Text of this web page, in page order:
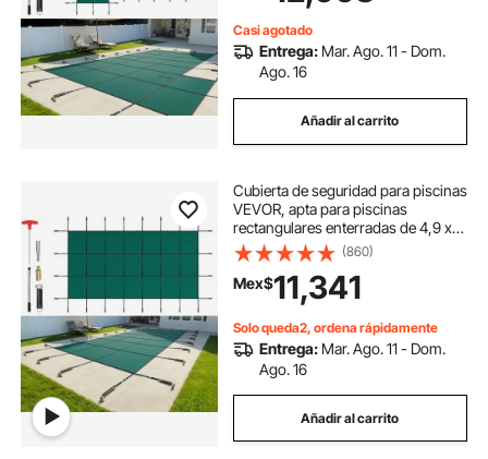
la lluvia, incluye accesorios de
instalación.
Casi agotado
Entrega: Mar. Ago. 11 - Dom.
Ago. 16
Añadir al carrito
Cubierta de seguridad para piscinas
VEVOR, apta para piscinas
rectangulares enterradas de 4,9 x
9,75 m (16 x 32 pies), cubierta de
seguridad con orificios de drenaje,
cubierta de malla sólida para
piscinas, cubierta de seguridad de
invierno, color verde.
(860)
Mex$11,341
Solo queda2, ordena rápidamente
Entrega: Mar. Ago. 11 - Dom.
Ago. 16
Añadir al carrito